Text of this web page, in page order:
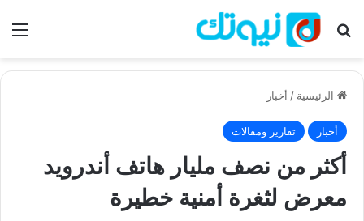
بحث عن
الرئيسية / أخبار
أخبار تقارير ومقالات
أكثر من نصف مليار هاتف أندرويد
معرض لثغرة أمنية خطيرة